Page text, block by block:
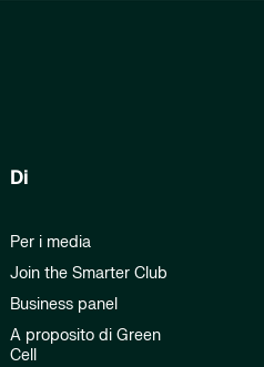
Di
Per i media
Join the Smarter Club
Business panel
A proposito di Green
Cell